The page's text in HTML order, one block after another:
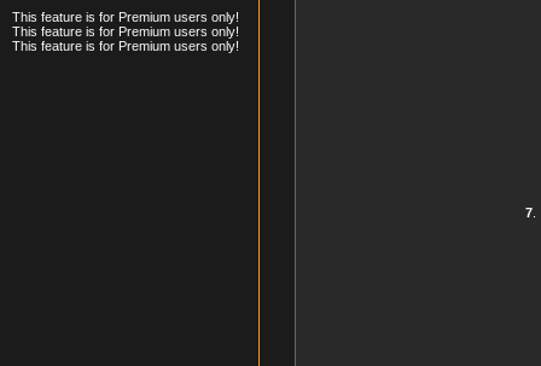
This feature is for Premium users only!
This feature is for Premium users only!
This feature is for Premium users only!
7.